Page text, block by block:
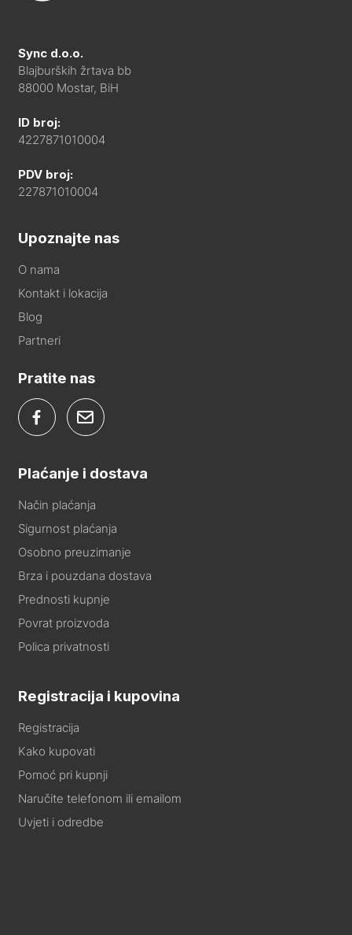
Sync d.o.o.
Blajburških žrtava bb
88000 Mostar, BiH
ID broj:
4227871010004
PDV broj:
227871010004
Upoznajte nas
O nama
Kontakt i lokacija
Blog
Partneri
Pratite nas
Plaćanje i dostava
Način plaćanja
Sigurnost plaćanja
Osobno preuzimanje
Brza i pouzdana dostava
Prednosti kupnje
Povrat proizvoda
Polica privatnosti
Registracija i kupovina
Registracija
Kako kupovati
Pomoć pri kupnji
Naručite telefonom ili emailom
Uvjeti i odredbe